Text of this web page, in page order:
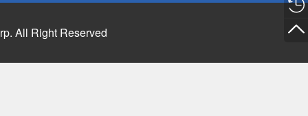
All Right Reserved